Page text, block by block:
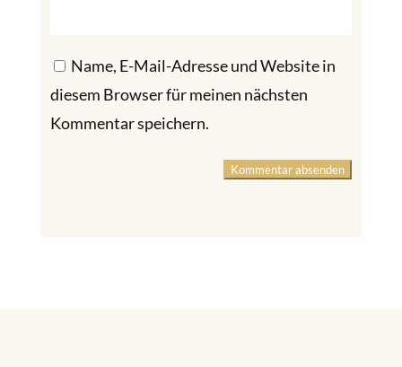
Name, E-Mail-Adresse und Website in
diesem Browser für meinen nächsten
Kommentar speichern.
Kommentar absenden